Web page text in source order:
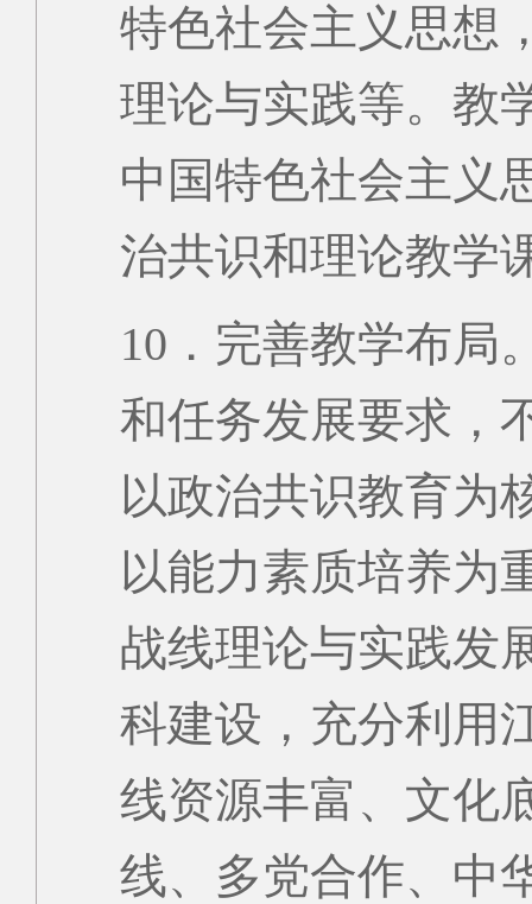
特色社会主义思想
理论与实践等。教
中国特色社会主义
治共识和理论教学
10．完善教学布局
和任务发展要求，
以政治共识教育为
以能力素质培养为
战线理论与实践发
科建设，充分利用
线资源丰富、文化
线、多党合作、中